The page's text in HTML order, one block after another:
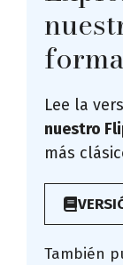
Lee la
nuestro
más
También